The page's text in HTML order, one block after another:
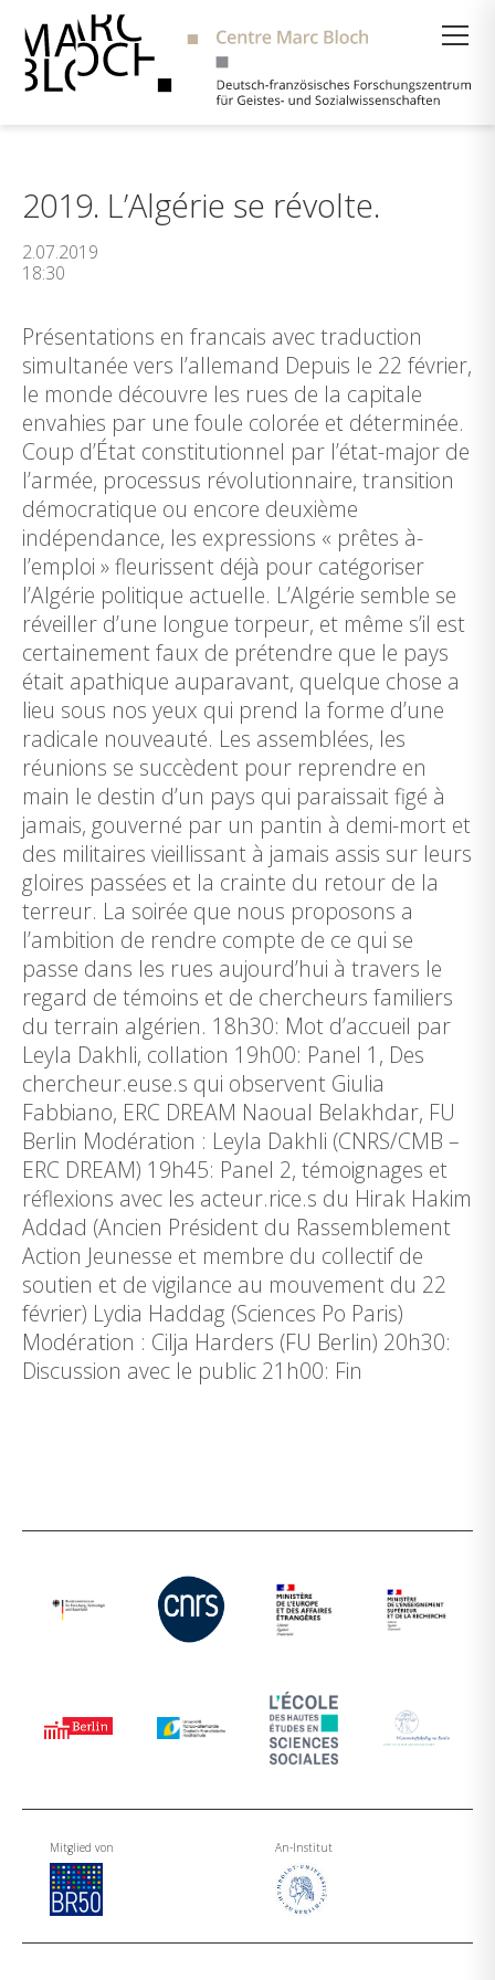
2019. L’Algérie se révolte.
2.07.2019
18:30
Présentations en francais avec traduction
simultanée vers l’allemand Depuis le 22 février,
le monde découvre les rues de la capitale
envahies par une foule colorée et déterminée.
Coup d’État constitutionnel par l’état-major de
l’armée, processus révolutionnaire, transition
démocratique ou encore deuxième
indépendance, les expressions « prêtes à-
l’emploi » fleurissent déjà pour catégoriser
l’Algérie politique actuelle. L’Algérie semble se
réveiller d’une longue torpeur, et même s’il est
certainement faux de prétendre que le pays
était apathique auparavant, quelque chose a
lieu sous nos yeux qui prend la forme d’une
radicale nouveauté. Les assemblées, les
réunions se succèdent pour reprendre en
main le destin d’un pays qui paraissait figé à
jamais, gouverné par un pantin à demi-mort et
des militaires vieillissant à jamais assis sur leurs
gloires passées et la crainte du retour de la
terreur. La soirée que nous proposons a
l’ambition de rendre compte de ce qui se
passe dans les rues aujourd’hui à travers le
regard de témoins et de chercheurs familiers
du terrain algérien. 18h30: Mot d’accueil par
Leyla Dakhli, collation 19h00: Panel 1, Des
chercheur.euse.s qui observent Giulia
Fabbiano, ERC DREAM Naoual Belakhdar, FU
Berlin Modération : Leyla Dakhli (CNRS/CMB –
ERC DREAM) 19h45: Panel 2, témoignages et
réflexions avec les acteur.rice.s du Hirak Hakim
Addad (Ancien Président du Rassemblement
Action Jeunesse et membre du collectif de
soutien et de vigilance au mouvement du 22
février) Lydia Haddag (Sciences Po Paris)
Modération : Cilja Harders (FU Berlin) 20h30:
Discussion avec le public 21h00: Fin
Mitglied von An-Institut